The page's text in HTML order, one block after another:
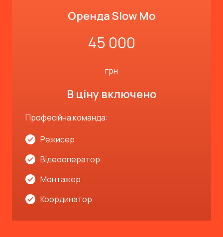
Оренда Slow Mo
45 000
грн
В ціну включено
Професійна команда:
Режисер
Відеооператор
Монтажер
Координатор